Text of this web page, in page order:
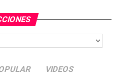
VIDEOS